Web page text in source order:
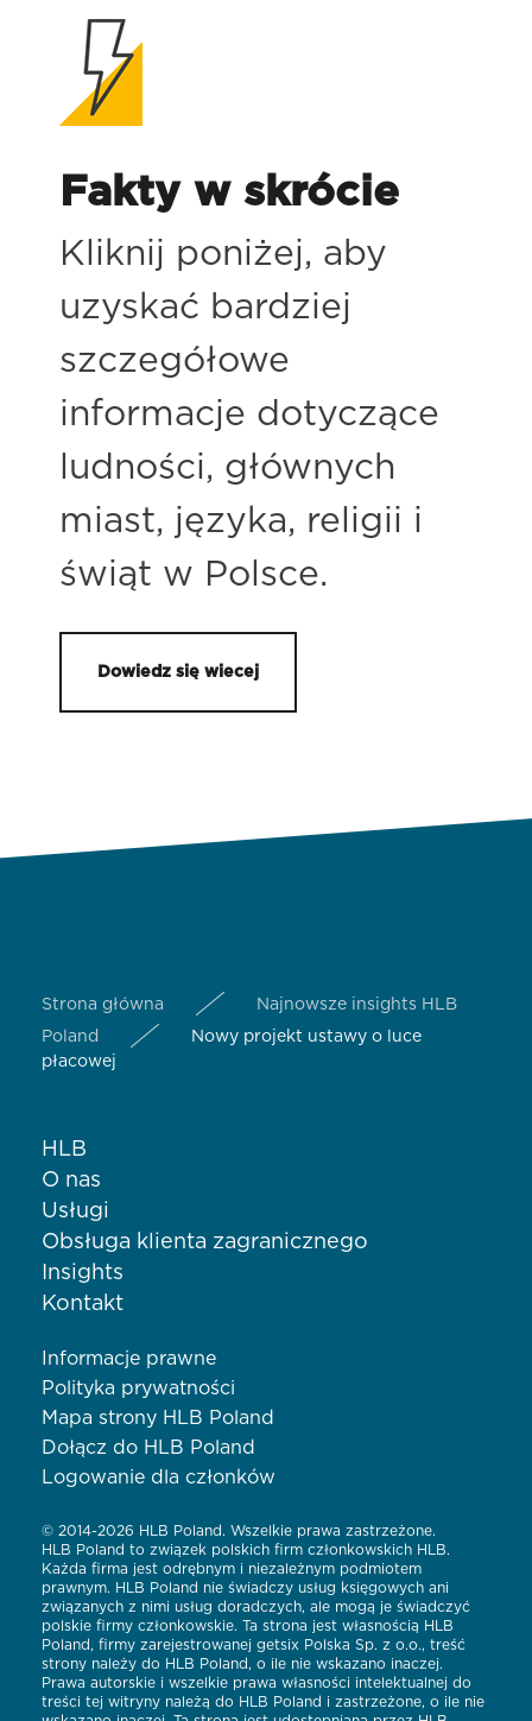
Fakty w skrócie
Kliknij poniżej, aby
uzyskać bardziej
szczegółowe
informacje dotyczące
ludności, głównych
miast, języka, religii i
świąt w Polsce.
Dowiedz się wiecej
Strona główna
Najnowsze insights HLB
Poland
Nowy projekt ustawy o luce
płacowej
HLB
O nas
Usługi
Obsługa klienta zagranicznego
Insights
Kontakt
Informacje prawne
Polityka prywatności
Mapa strony HLB Poland
Dołącz do HLB Poland
Logowanie dla członków
© 2014-2026 HLB Poland. Wszelkie prawa zastrzeżone.
HLB Poland to związek polskich firm członkowskich HLB.
Każda firma jest odrębnym i niezależnym podmiotem
prawnym. HLB Poland nie świadczy usług księgowych ani
związanych z nimi usług doradczych, ale mogą je świadczyć
polskie firmy członkowskie. Ta strona jest własnością HLB
Poland, firmy zarejestrowanej getsix Polska Sp. z o.o., treść
strony należy do HLB Poland, o ile nie wskazano inaczej.
Prawa autorskie i wszelkie prawa własności intelektualnej do
treści tej witryny należą do HLB Poland i zastrzeżone, o ile nie